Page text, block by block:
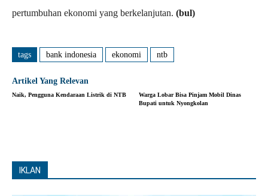
pertumbuhan ekonomi yang berkelanjutan. (bul)
tags bank indonesia ekonomi ntb
Artikel Yang Relevan
Naik, Pengguna Kendaraan Listrik di NTB
Warga Lobar Bisa Pinjam Mobil Dinas
Bupati untuk Nyongkolan
IKLAN